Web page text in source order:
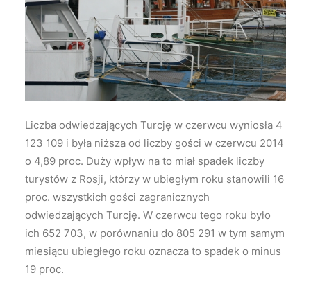
Wyszukiwanie
Liczba odwiedzających Turcję w czerwcu wyniosła 4
123 109 i była niższa od liczby gości w czerwcu 2014
o 4,89 proc. Duży wpływ na to miał spadek liczby
turystów z Rosji, którzy w ubiegłym roku stanowili 16
proc. wszystkich gości zagranicznych
odwiedzających Turcję. W czerwcu tego roku było
ich 652 703, w porównaniu do 805 291 w tym samym
miesiącu ubiegłego roku oznacza to spadek o minus
19 proc.